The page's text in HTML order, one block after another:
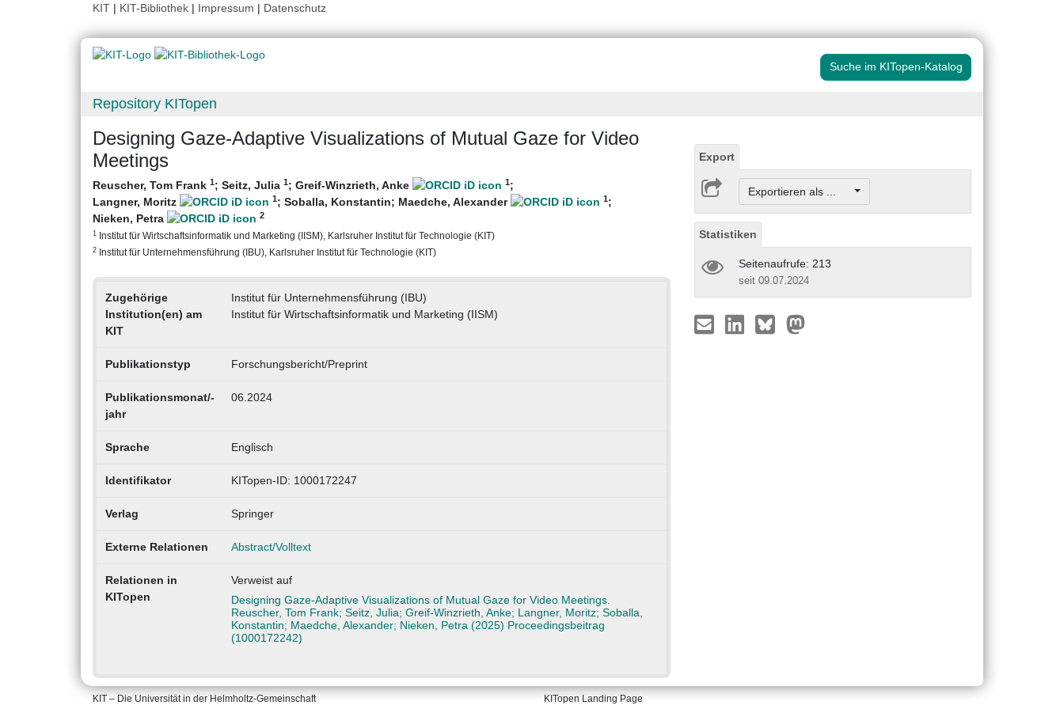
KIT | KIT-Bibliothek | Impressum | Datenschutz
Suche im KITopen-Katalog
Repository KITopen
Designing Gaze-Adaptive Visualizations of Mutual Gaze for Video
Meetings
Reuscher, Tom Frank 1; Seitz, Julia 1; Greif-Winzrieth, Anke 1;
Langner, Moritz
1; Soballa, Konstantin; Maedche, Alexander 1;
Nieken, Petra
2
1 Institut für Wirtschaftsinformatik und Marketing (IISM), Karlsruher Institut für Technologie (KIT)
2 Institut für Unternehmensführung (IBU), Karlsruher Institut für Technologie (KIT)
Zugehörige
Institution(en) am
KIT
Institut für Unternehmensführung (IBU)
Institut für Wirtschaftsinformatik und Marketing (IISM)
Publikationstyp Forschungsbericht/Preprint
Publikationsmonat/-
jahr
06.2024
Sprache Englisch
Identifikator KITopen-ID: 1000172247
Verlag Springer
Externe Relationen Abstract/Volltext
Relationen in
KITopen
Verweist auf
Designing Gaze-Adaptive Visualizations of Mutual Gaze for Video Meetings.
Reuscher, Tom Frank; Seitz, Julia; Greif-Winzrieth, Anke; Langner, Moritz; Soballa,
Konstantin; Maedche, Alexander; Nieken, Petra (2025) Proceedingsbeitrag
(1000172242)
Export
Exportieren als ...
Statistiken
Seitenaufrufe: 213
seit 09.07.2024
KIT – Die Universität in der Helmholtz-Gemeinschaft KITopen Landing Page